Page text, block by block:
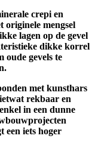
crepi en
originele mengsel
lagen op de gevel
dikke korrel
oude gevels te
met kunsthars
rekbaar en
in een dunne
een iets hoger